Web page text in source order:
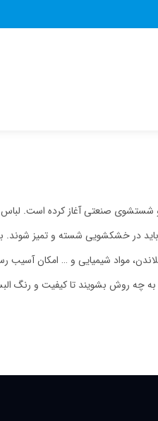
صنعتی آغاز کرده است. لباس
در خشکشویی شسته و تمیز شوند.
مواد شیمیایی و … امکان آسیب
چه روش بشویند تا کیفیت و رنگ